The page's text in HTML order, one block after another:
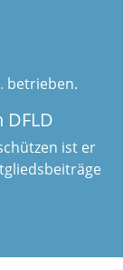
betrieben.
ist er